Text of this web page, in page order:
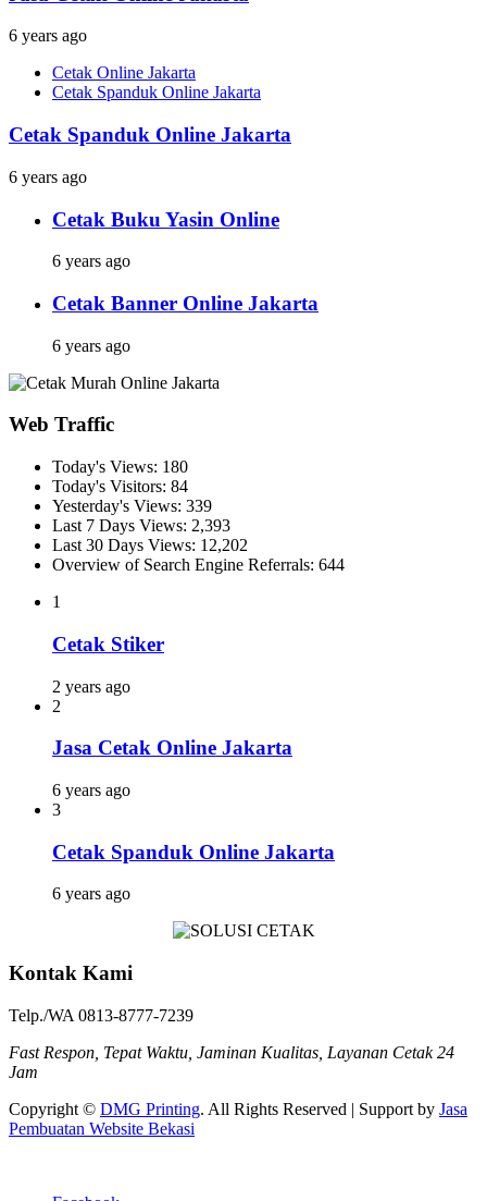
6 years ago
Cetak Online Jakarta
Cetak Spanduk Online Jakarta
Cetak Spanduk Online Jakarta
6 years ago
Cetak Buku Yasin Online
6 years ago
Cetak Banner Online Jakarta
6 years ago
Web Traffic
Today's Views: 180
Today's Visitors: 84
Yesterday's Views: 339
Last 7 Days Views: 2,393
Last 30 Days Views: 12,202
Overview of Search Engine Referrals: 644
1
Cetak Stiker
2 years ago
2
Jasa Cetak Online Jakarta
6 years ago
3
Cetak Spanduk Online Jakarta
6 years ago
Kontak Kami
Telp./WA 0813-8777-7239
Fast Respon, Tepat Waktu, Jaminan Kualitas, Layanan Cetak 24
Jam
Copyright © DMG Printing. All Rights Reserved | Support by Jasa
Pembuatan Website Bekasi